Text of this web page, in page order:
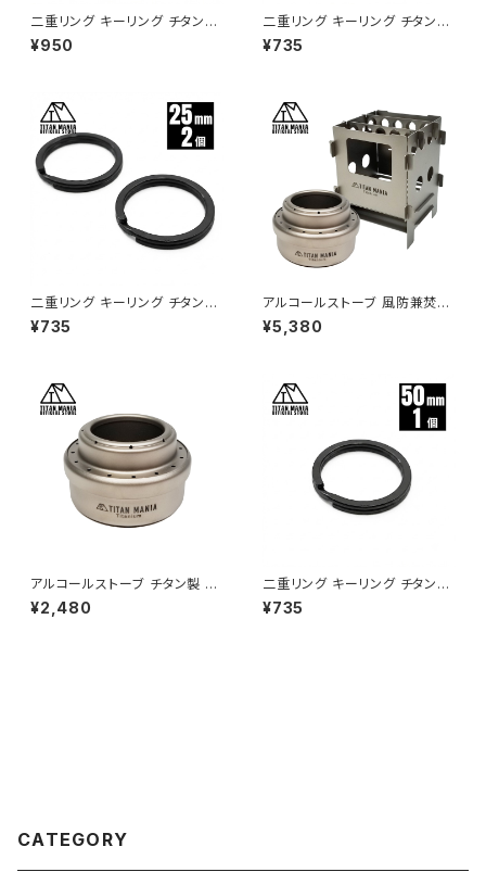
二重リング キーリング チタン製
ブラック 12mm×10個 超軽量
頑丈 サビに強い 二重丸カン ス
¥950
二重リング キーリング チタン製
ブラック 20mm×2個 超軽量 頑
丈 サビに強い 二重丸カン スプ
¥735
二重リング キーリング チタン製
ブラック 25mm×2個 超軽量 頑
丈 サビに強い 二重丸カン スプ
¥735
アルコールストーブ 風防兼焚き
火台 セット チタン製 超軽量 折
りたたみ式 焚き火台 コンパクト
ーブ コンロ ソロキャンプ アウト
ドア キャンプ用品
¥5,380
アルコールストーブ チタン製 コ
ンパクト ポータブル 超軽量 頑
丈 アルコールバーナー ソロキャ
¥2,480
二重リング キーリング チタン製
ブラック 50mm×1個 超軽量 頑
丈 サビに強い 二重丸カン スプ
¥735
CATEGORY